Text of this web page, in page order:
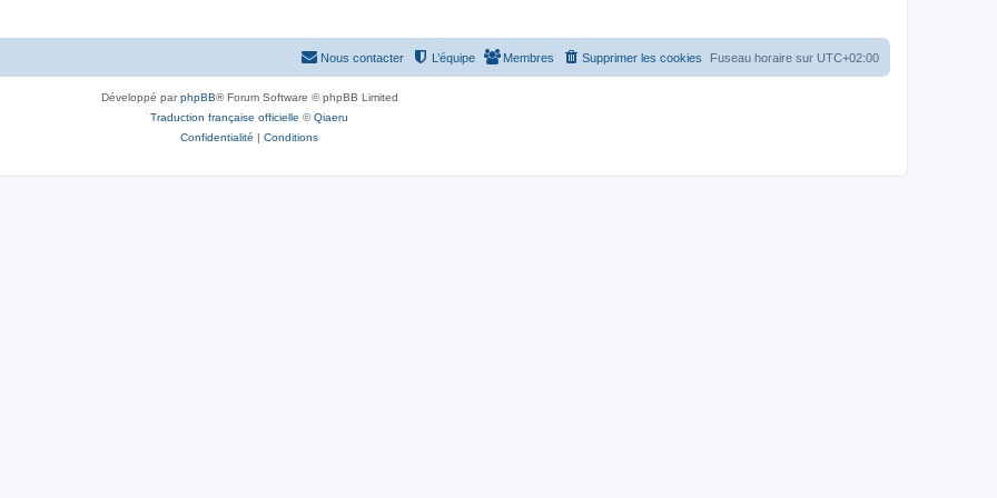
Fuseau horaire sur UTC+02:00
Supprimer les cookies
Membres
L’équipe
Nous contacter
Développé parphpBB® Forum Software © phpBB Limited
Traduction française officielle ©Qiaeru
Confidentialité | Conditions